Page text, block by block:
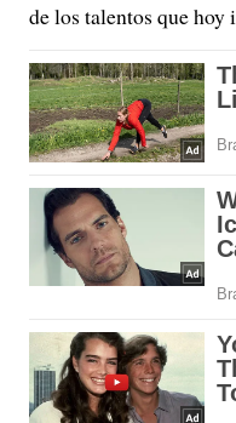
de los talentos que hoy